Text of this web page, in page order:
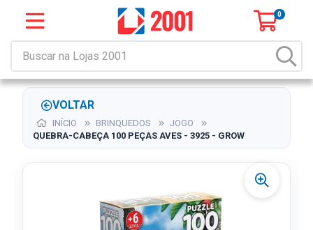
0
VOLTAR
INÍCIO BRINQUEDOS
JOGO
QUEBRA-CABEÇA 100 PEÇAS AVES - 3925 - GROW